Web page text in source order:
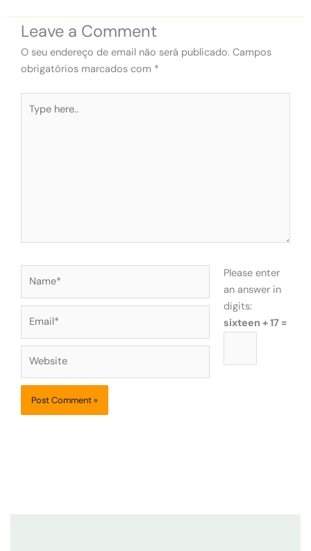
Leave a Comment
O seu endereço de email não será publicado. Campos
obrigatórios marcados com *
here..
Please enter
an answer in
digits:
sixteen + 17 =